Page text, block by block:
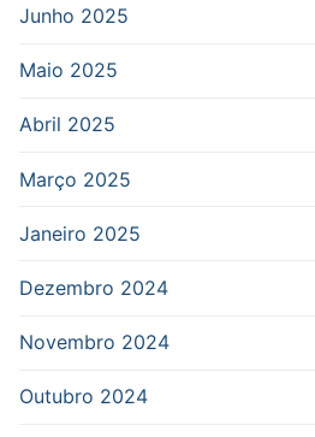
Junho 2025
Maio 2025
Abril 2025
Março 2025
Janeiro 2025
Dezembro 2024
Novembro 2024
Outubro 2024